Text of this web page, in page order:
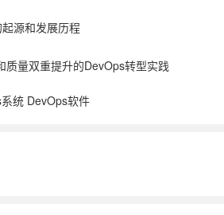
源和发展历程
质量双重提升的DevOps转型实践
统 DevOps软件